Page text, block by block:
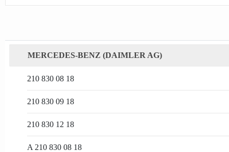
MERCEDES-BENZ (DAIMLER AG)
210 830 08 18
210 830 09 18
210 830 12 18
A 210 830 08 18